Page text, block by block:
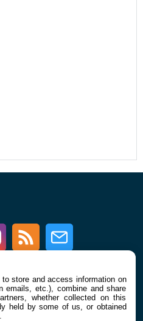
InstagramRSS Newsletter
À PROPOS
La rédaction
to store and access information on
emails, etc.), combine and share
whether collected on this
held by some of us, or obtained